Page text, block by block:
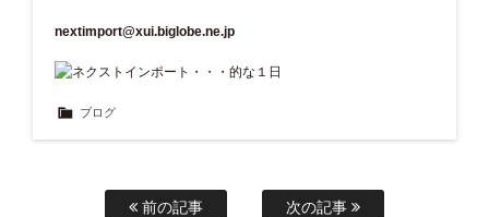
nextimport@xui.biglobe.ne.jp
ブログ
前の記事 次の記事